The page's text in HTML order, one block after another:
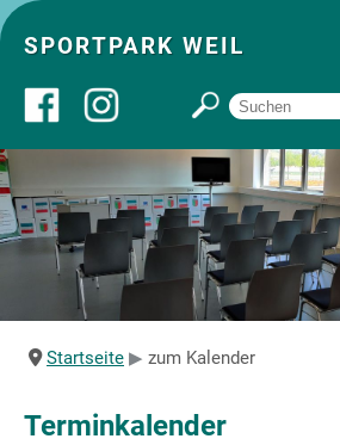
SPORTPARK WEIL
Über uns
Startseite
Angebote
Startseite zum Kalender
Terminkalender